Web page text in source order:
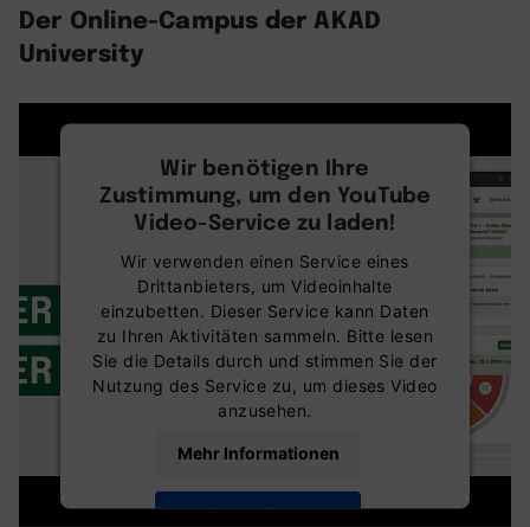
Wir benötigen Ihre
Zustimmung, um den YouTube
Video-Service zu laden!
Wir verwenden einen Service eines
Drittanbieters, um Videoinhalte
einzubetten. Dieser Service kann Daten
zu Ihren Aktivitäten sammeln. Bitte lesen
Sie die Details durch und stimmen Sie der
Nutzung des Service zu, um dieses Video
anzusehen.
Mehr Informationen
Akzeptieren
Der Online-Campus der AKAD
University